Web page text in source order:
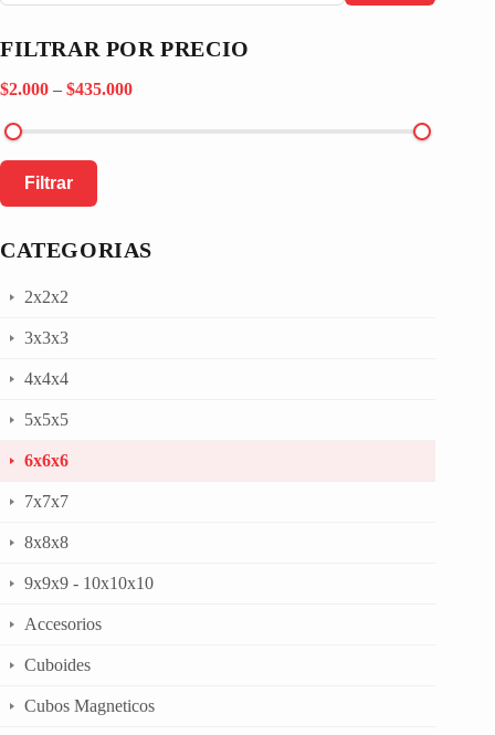
FILTRAR POR PRECIO
$2.000 – $435.000
Filtrar
CATEGORIAS
2x2x2
3x3x3
4x4x4
5x5x5
6x6x6
7x7x7
8x8x8
9x9x9 - 10x10x10
Accesorios
Cuboides
Cubos Magneticos